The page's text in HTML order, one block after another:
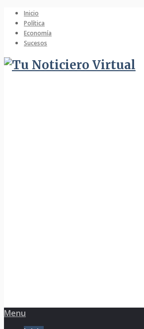
Inicio
Política
Economía
Sucesos
Menu